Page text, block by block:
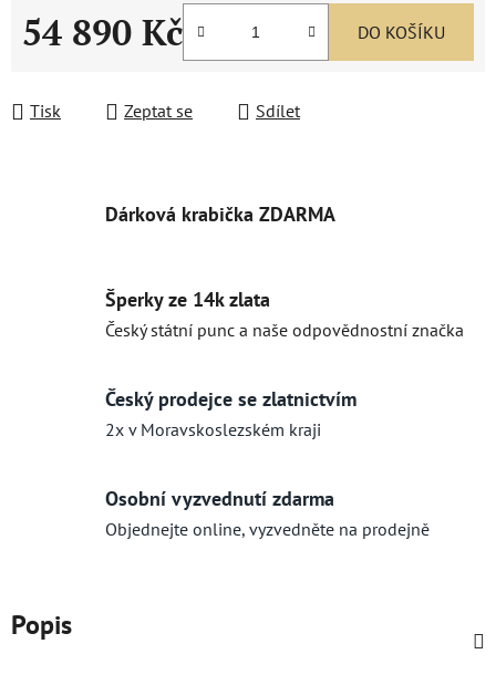
54 890 Kč DO KOŠÍKU
Tisk Zeptat se Sdílet
Dárková krabička ZDARMA
Šperky ze 14k zlata
Český státní punc a naše odpovědnostní značka
Český prodejce se zlatnictvím
2x v Moravskoslezském kraji
Osobní vyzvednutí zdarma
Objednejte online, vyzvedněte na prodejně
Popis